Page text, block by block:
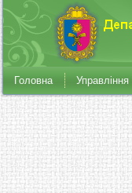
Головна Управління